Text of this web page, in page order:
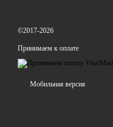
©2017-2026
Принимаем к оплате
Мобильная версия